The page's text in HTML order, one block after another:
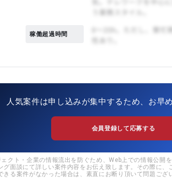
稼働超過時間
人気案件は申し込みが集中するため、お早
会員登録して応募する
クト・企業の情報流出を防ぐため、Web上での情報公開
グ面談にて詳しい案件内容をお伝え致します。その際に、
きる案件がなかった場合は、素直にお断り頂いて問題ござ